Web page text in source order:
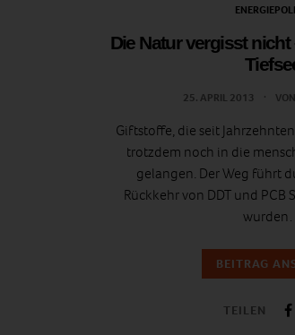
Die Natur vergisst
25. APRIL 2013 VON
Giftstoffe, die seit
trotzdem noch in die
gelangen. Der Weg führt
Rückkehr von DDT und PCB
BEITRAG
TEILEN